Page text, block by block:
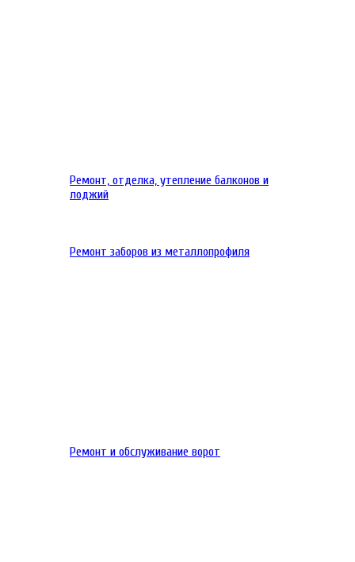
Ремонт, отделка, утепление балконов и
лоджий
Ремонт заборов из металлопрофиля
Ремонт и обслуживание ворот